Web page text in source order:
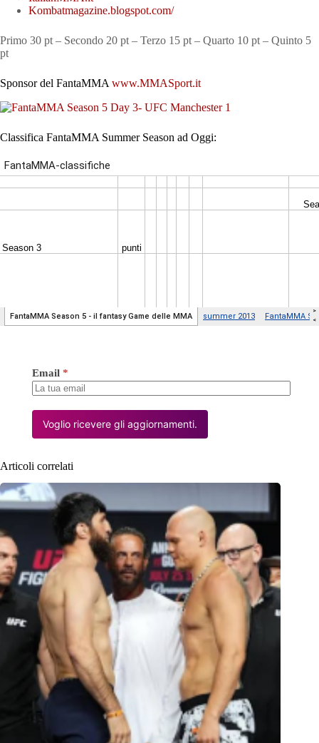
Kombatmagazine.blogspot.com/
Primo 30 pt – Secondo 20 pt – Terzo 15 pt – Quarto 10 pt – Quinto 5
pt
Sponsor del FantaMMA www.MMASport.it
Classifica FantaMMA Summer Season ad Oggi:
Email *
Voglio ricevere gli aggiornamenti.
Articoli correlati